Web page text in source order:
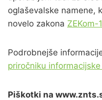
oglaševalske namene,
novelo zakona ZEKom-1
Podrobnejše
priročniku
Piškotki na